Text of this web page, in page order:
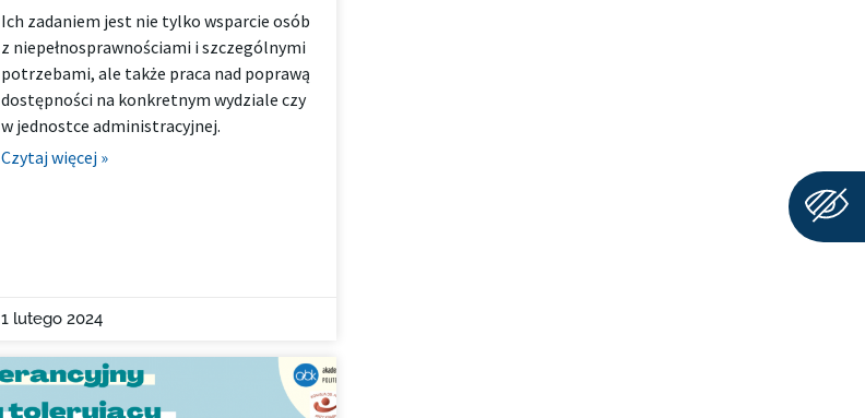
Ich zadaniem jest nie tylko wsparcie osób
z niepełnosprawnościami i szczególnymi
potrzebami, ale także praca nad poprawą
dostępności na konkretnym wydziale czy
w jednostce administracyjnej.
Czytaj więcej »
1 lutego 2024